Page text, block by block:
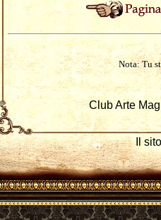
Nota: Tu
Club Arte
Il